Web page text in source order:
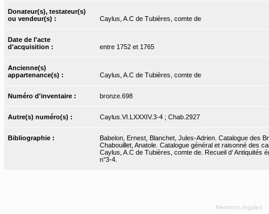
Donateur(s), testateur(s)
ou vendeur(s) :
Caylus, A.C de Tubières, comte de
Date de l'acte
d'acquisition :
entre 1752 et 1765
Ancienne(s)
appartenance(s) :
Caylus, A.C de Tubières, comte de
Numéro d'inventaire : bronze.698
Autre(s) numéro(s) : Caylus.VI.LXXXIV.3-4 ; Chab.2927
Bibliographie :
Babelon, Ernest, Blanchet, Jules-Adrien. Catalogue des
Chabouillet, Anatole. Catalogue général et raisonné des
Caylus, A.C de Tubières, comte de. Recueil d’
n°3-4.
Mentions légales